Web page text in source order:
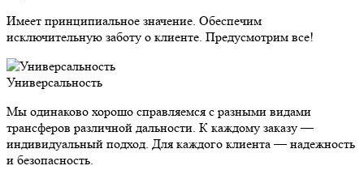
Имеет принципиальное значение. Обеспечим
исключительную заботу о клиенте. Предусмотрим все!
Универсальность
Мы одинаково хорошо справляемся с разными видами
трансферов различной дальности. К каждому заказу —
индивидуальный подход. Для каждого клиента — надежность
и безопасность.